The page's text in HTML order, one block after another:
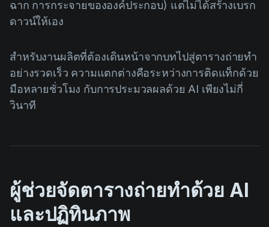
ฉาก การกระจายขององค์ประกอบ) แต่ไม่ได้สร้างเบรก
ดาวน์ให้เอง
สำหรับงานผลิตที่ต้องเดินหน้าจากบทไปสู่ตารางถ่ายทำ
อย่างรวดเร็ว ความแตกต่างคือระหว่างการติดแท็กด้วย
มือหลายชั่วโมง กับการประมวลผลด้วย AI เพียงไม่กี่
วินาที
ผู้ช่วยจัดตารางถ่ายทำด้วย AI
และปฏิทินภาพ